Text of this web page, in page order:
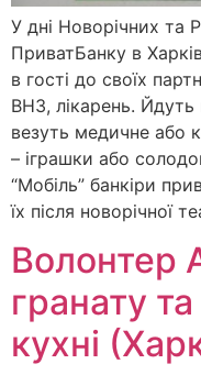
У дні Новорічних та
ПриватБанку в
в гості до своїх
ВНЗ, лікарень.
везуть медичне або
– іграшки або
“Мобіль” банкіри
їх після новорічної
Волонтер
гранату
кухні